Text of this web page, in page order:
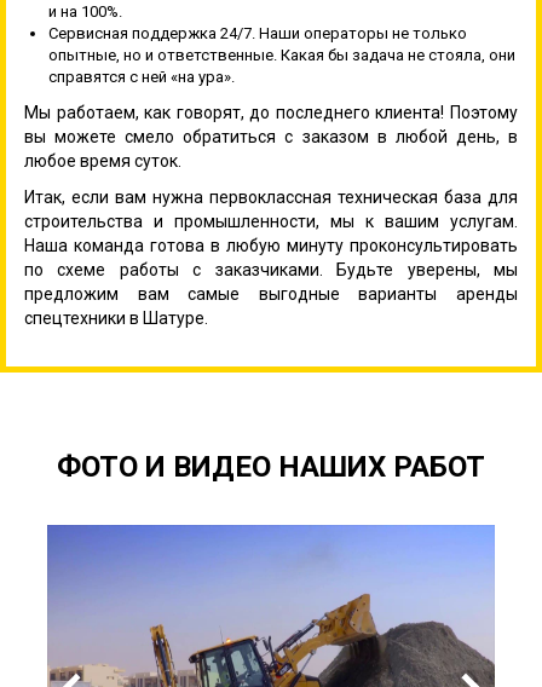
и на 100%.
Сервисная поддержка 24/7. Наши операторы не только
опытные, но и ответственные. Какая бы задача не стояла, они
справятся с ней «на ура».
Мы работаем, как говорят, до последнего клиента! Поэтому
вы можете смело обратиться с заказом в любой день, в
любое время суток.
Итак, если вам нужна первоклассная техническая база для
строительства и промышленности, мы к вашим услугам.
Наша команда готова в любую минуту проконсультировать
по схеме работы с заказчиками. Будьте уверены, мы
предложим вам самые выгодные варианты аренды
спецтехники в Шатуре.
ФОТО И ВИДЕО НАШИХ РАБОТ